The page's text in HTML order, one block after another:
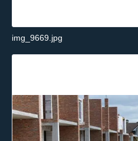
img_9669.jpg